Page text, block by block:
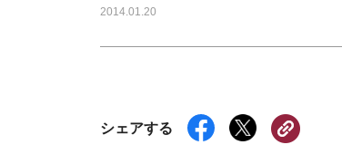
2014.01.20
シェアする